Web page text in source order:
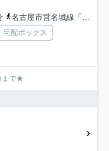
名古屋市営名城線「矢場町」駅 徒歩11分
宅配ボックス
まで★